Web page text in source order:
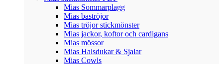
Mias Sommarplagg
Mias baströjor
Mias tröjor stickmönster
Mias jackor, koftor och cardigans
Mias mössor
Mias Halsdukar & Sjalar
Mias Cowls